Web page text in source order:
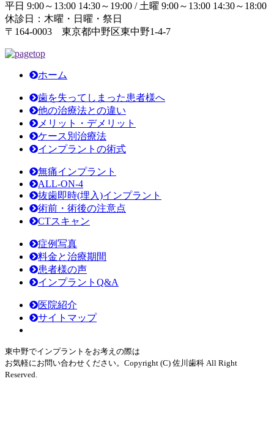
平日 9:00～13:00 14:30～19:00 / 土曜 9:00～13:00 14:30～18:00
休診日：木曜・日曜・祭日
〒164-0003 東京都中野区東中野1-4-7
ホーム
歯を失ってしまった患者様へ
他の治療法との違い
メリット・デメリット
ケース別治療法
インプラントの術式
無痛インプラント
ALL-ON-4
抜歯即時(埋入)インプラント
術前・術後の注意点
CTスキャン
症例写真
料金と治療期間
患者様の声
インプラントQ&A
医院紹介
サイトマップ
東中野でインプラントをお考えの際は
お気軽にお問い合わせください。 Copyright (C) 佐川歯科 All Right
Reserved.